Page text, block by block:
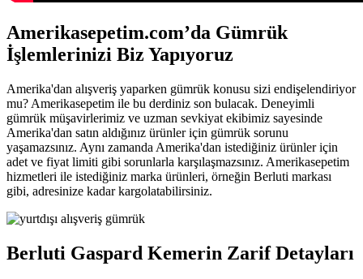
Amerikasepetim.com’da Gümrük
İşlemlerinizi Biz Yapıyoruz
Amerika'dan alışveriş yaparken gümrük konusu sizi endişelendiriyor
mu? Amerikasepetim ile bu derdiniz son bulacak. Deneyimli
gümrük müşavirlerimiz ve uzman sevkiyat ekibimiz sayesinde
Amerika'dan satın aldığınız ürünler için gümrük sorunu
yaşamazsınız. Aynı zamanda Amerika'dan istediğiniz ürünler için
adet ve fiyat limiti gibi sorunlarla karşılaşmazsınız. Amerikasepetim
hizmetleri ile istediğiniz marka ürünleri, örneğin Berluti markası
gibi, adresinize kadar kargolatabilirsiniz.
Berluti Gaspard Kemerin Zarif Detayları